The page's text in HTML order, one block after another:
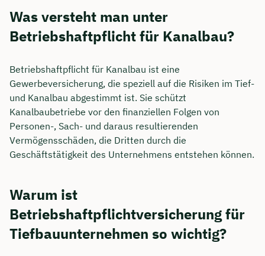
Was versteht man unter
Betriebshaftpflicht für Kanalbau?
Betriebshaftpflicht für Kanalbau ist eine
Gewerbeversicherung, die speziell auf die Risiken im Tief-
und Kanalbau abgestimmt ist. Sie schützt
Kanalbaubetriebe vor den finanziellen Folgen von
Personen-, Sach- und daraus resultierenden
Vermögensschäden, die Dritten durch die
Geschäftstätigkeit des Unternehmens entstehen können.
Warum ist
Betriebshaftpflichtversicherung für
Tiefbauunternehmen so wichtig?